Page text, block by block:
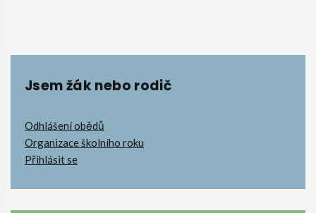
Jsem žák nebo rodič
Odhlášení obědů
Organizace školního roku
Přihlásit se